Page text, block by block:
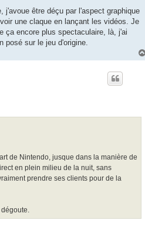
j'avoue être déçu par l'aspect graphique
une claque en lançant les vidéos. Je
ça encore plus spectaculaire, là, j'ai
posé sur le jeu d'origine.
de Nintendo, jusque dans la manière de
en plein milieu de la nuit, sans
prendre ses clients pour de la